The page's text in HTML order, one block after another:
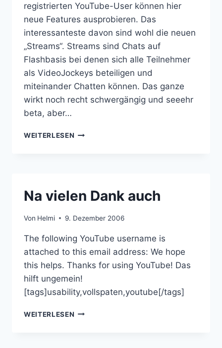
registrierten YouTube-User können hier
neue Features ausprobieren. Das
interessanteste davon sind wohl die neuen
„Streams“. Streams sind Chats auf
Flashbasis bei denen sich alle Teilnehmer
als VideoJockeys beteiligen und
miteinander Chatten können. Das ganze
wirkt noch recht schwergängig und seeehr
beta, aber…
WEITERLESEN TESTTUBE:
Na vielen Dank auch
Von Helmi 9. Dezember 2006
The following YouTube username is
attached to this email address: We hope
this helps. Thanks for using YouTube! Das
hilft ungemein!
[tags]usability,vollspaten,youtube[/tags]
WEITERLESEN NA